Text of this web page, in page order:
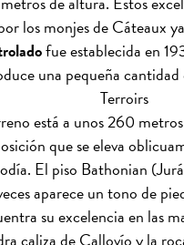
los monjes de Cáteaux
fue establecida en
una pequeña
Terroirs
está a unos 260
que se eleva
El piso Bathonian
aparece un tono de
su excelencia en las
caliza de Callovío y la